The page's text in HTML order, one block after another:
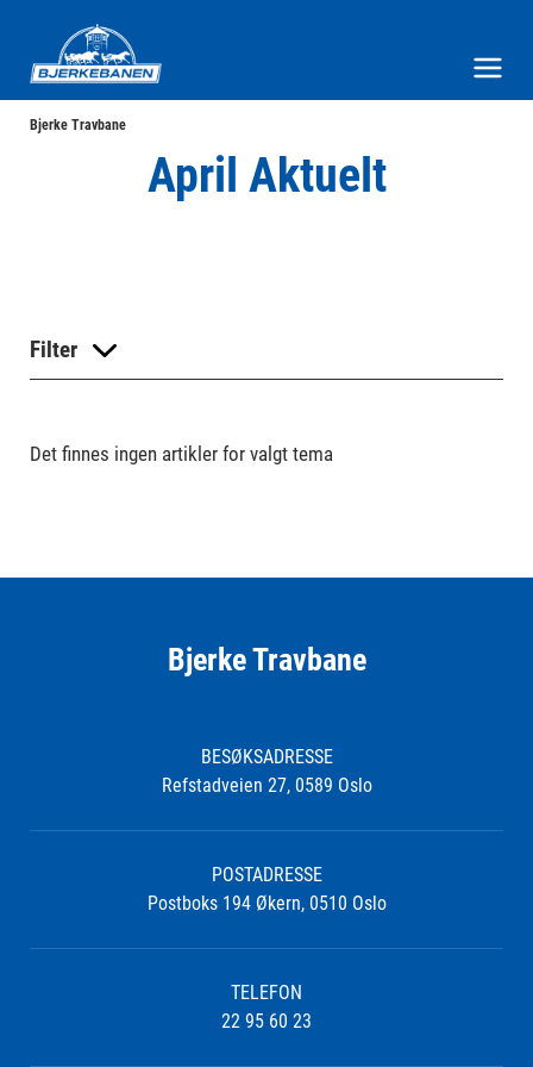
Bjerke Travbane
April Aktuelt
Filter
Det finnes ingen artikler for valgt tema
Bjerke Travbane
BESØKSADRESSE
Refstadveien 27, 0589 Oslo
POSTADRESSE
Postboks 194 Økern, 0510 Oslo
TELEFON
22 95 60 23